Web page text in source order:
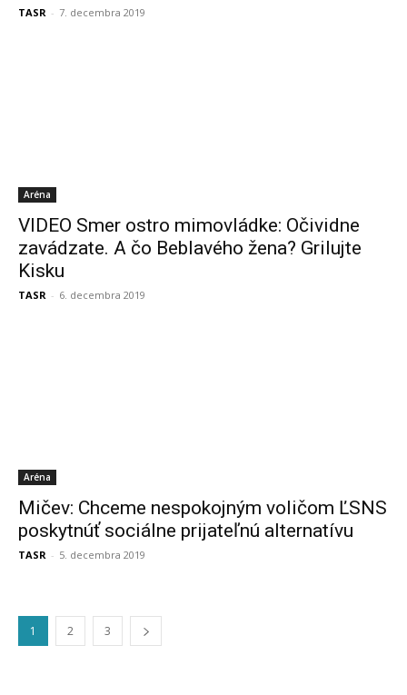
TASR - 7. decembra 2019
Aréna
VIDEO Smer ostro mimovládke: Očividne
zavádzate. A čo Beblavého žena? Grilujte
Kisku
TASR - 6. decembra 2019
Aréna
Mičev: Chceme nespokojným voličom ĽSNS
poskytnúť sociálne prijateľnú alternatívu
TASR - 5. decembra 2019
1 2 3